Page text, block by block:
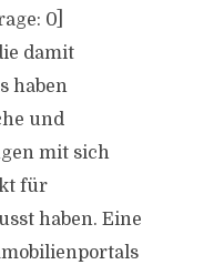
0]
damit
haben
und
mit sich
für
haben. Eine